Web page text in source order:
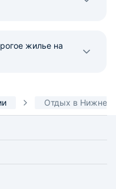
жилье на
Отдых в Нижнем